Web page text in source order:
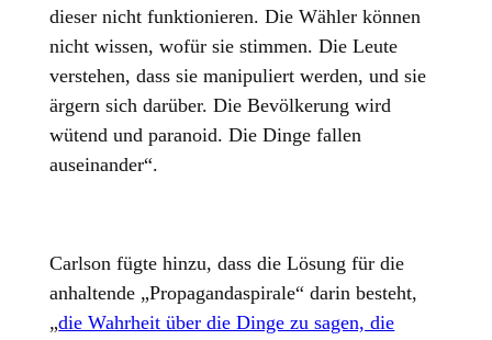
dieser nicht funktionieren. Die Wähler können
nicht wissen, wofür sie stimmen. Die Leute
verstehen, dass sie manipuliert werden, und sie
ärgern sich darüber. Die Bevölkerung wird
wütend und paranoid. Die Dinge fallen
auseinander“.
Carlson fügte hinzu, dass die Lösung für die
anhaltende „Propagandaspirale“ darin besteht,
„die Wahrheit über die Dinge zu sagen, die